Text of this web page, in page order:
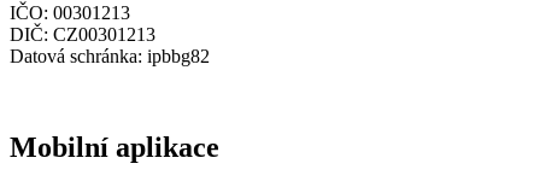
IČO: 00301213
DIČ: CZ00301213
Datová schránka: ipbbg82
Mobilní aplikace